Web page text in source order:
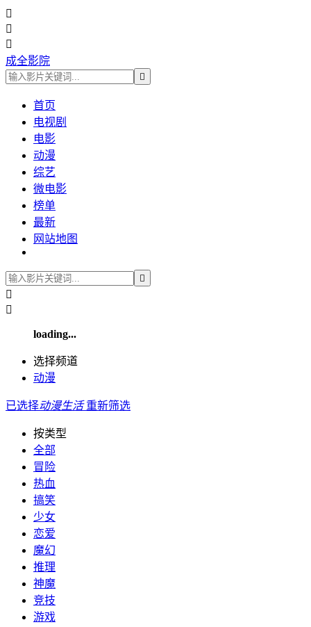



成全影院

首页
电视剧
电影
动漫
综艺
微电影
榜单
最新
网站地图



loading...
选择频道
动漫
已选择动漫生活重新筛选
按类型
全部
冒险
热血
搞笑
少女
恋爱
魔幻
推理
神魔
竞技
游戏